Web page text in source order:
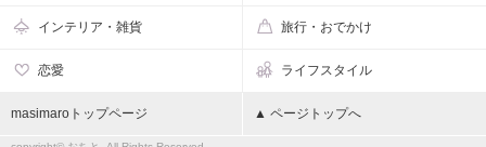
インテリア・雑貨 旅行・おでかけ
恋愛 ライフスタイル
masimaroトップページ ▲ ページトップへ